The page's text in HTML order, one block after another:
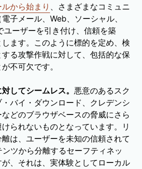
から始まり
、さまざまなコミュニ
子メール、Web、ソーシャル、
ユーザーを引き付け、信頼を築
ます。このように標的を定め、検
る攻撃作戦に対して、包括的な保
不可欠です。
してシームレス。 悪意のあるスク
バイ・ダウンロード、クレデンシ
どのブラウザベースの脅威にさら
られないものとなっています。リ
は、ユーザーを未知の信頼されて
ツから分離するセーフティネッ
が、それは、実体験としてローカル